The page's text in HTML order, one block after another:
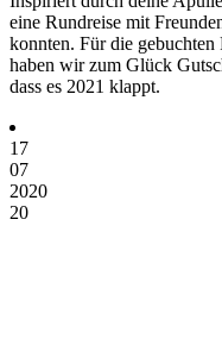
eine Rundreise mit
konnten. Für die gebuchten
haben wir zum Glück
dass es 2021 klappt.
17
07
2020
20